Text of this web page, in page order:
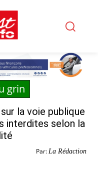
grin
la voie publique
interdites selon la
Par: La Rédaction